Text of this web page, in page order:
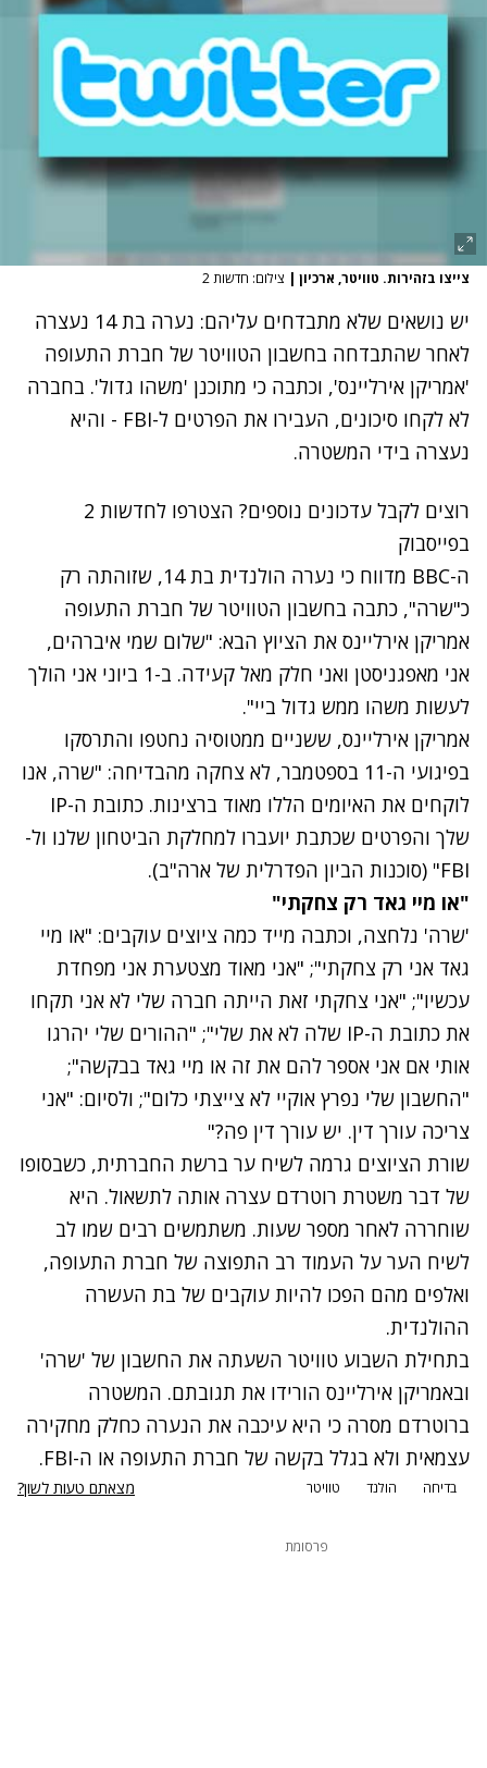
צייצו בזהירות. טוויטר, ארכיון | צילום: חדשות 2
יש נושאים שלא מתבדחים עליהם: נערה בת 14 נעצרה
לאחר שהתבדחה בחשבון הטוויטר של חברת התעופה
'אמריקן אירליינס', וכתבה כי מתוכנן 'משהו גדול'. בחברה
לא לקחו סיכונים, העבירו את הפרטים ל-FBI - והיא
נעצרה בידי המשטרה.
רוצים לקבל עדכונים נוספים? הצטרפו לחדשות 2
בפייסבוק
ה-BBC מדווח כי נערה הולנדית בת 14, שזוהתה רק
כ"שרה", כתבה בחשבון הטוויטר של חברת התעופה
אמריקן אירליינס את הציוץ הבא: "שלום שמי איברהים,
אני מאפגניסטן ואני חלק מאל קעידה. ב-1 ביוני אני הולך
לעשות משהו ממש גדול ביי".
אמריקן אירליינס, ששניים ממטוסיה נחטפו והתרסקו
בפיגועי ה-11 בספטמבר, לא צחקה מהבדיחה: "שרה, אנו
לוקחים את האיומים הללו מאוד ברצינות. כתובת ה-IP
שלך והפרטים שכתבת יועברו למחלקת הביטחון שלנו ול-
FBI" (סוכנות הביון הפדרלית של ארה"ב).
"או מיי גאד רק צחקתי"
'שרה' נלחצה, וכתבה מייד כמה ציוצים עוקבים: "או מיי
גאד אני רק צחקתי"; "אני מאוד מצטערת אני מפחדת
עכשיו"; "אני צחקתי זאת הייתה חברה שלי לא אני תקחו
את כתובת ה-IP שלה לא את שלי"; "ההורים שלי יהרגו
אותי אם אני אספר להם את זה או מיי גאד בבקשה";
"החשבון שלי נפרץ אוקיי לא צייצתי כלום"; ולסיום: "אני
צריכה עורך דין. יש עורך דין פה?"
שורת הציוצים גרמה לשיח ער ברשת החברתית, כשבסופו
של דבר משטרת רוטרדם עצרה אותה לתשאול. היא
שוחררה לאחר מספר שעות. משתמשים רבים שמו לב
לשיח הער על העמוד רב התפוצה של חברת התעופה,
ואלפים מהם הפכו להיות עוקבים של בת העשרה
ההולנדית.
בתחילת השבוע טוויטר השעתה את החשבון של 'שרה'
ובאמריקן אירליינס הורידו את תגובתם. המשטרה
ברוטרדם מסרה כי היא עיכבה את הנערה כחלק מחקירה
עצמאית ולא בגלל בקשה של חברת התעופה או ה-FBI.
בדיחה הולנד טוויטר מצאתם טעות לשון?
פרסומת